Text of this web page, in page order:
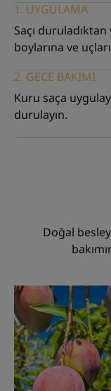
1. UYGULAMA
Saçı
boylarına ve
2. GECE BAKIMI
Kuru saça
durulayın.
Doğal